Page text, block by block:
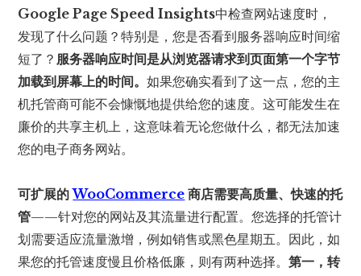
Google Page Speed Insights中检查网站速度时，
发现了什么问题？特别是，您是否看到服务器响应时间缩
短了？ 服务器响应时间是从浏览器请求到页面第一个字节
加载到屏幕上的时间。如果您确实看到了这一点，您的主
机托管商可能不会慷慨地提供给您的速度。这可能发生在
廉价的共享主机上，这意味着无论您做什么，都无法加速
您的电子商务网站。
可扩展的WooCommerce 商店需要高质量、快速的托
管——针对您的网站及其流量进行配置。您选择的托管计
划需要适应流量激增，例如销售或黑色星期五。因此，如
果您的托管速度慢且价格低廉，则有两种选择。第一，转